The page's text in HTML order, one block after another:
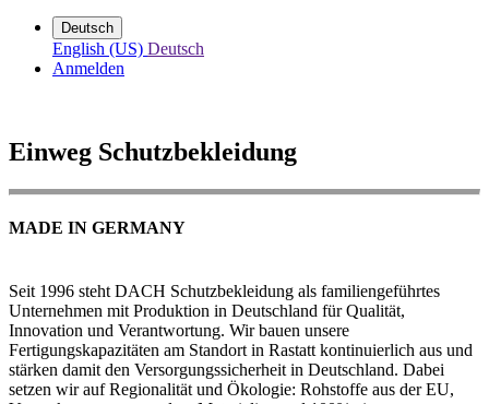
Deutsch
English (US) Deutsch
Anmelden
Einweg Schutzbekleidung
MADE IN GERMANY
Seit 1996 steht DACH Schutzbekleidung als familiengeführtes
Unternehmen mit Produktion in Deutschland für Qualität,
Innovation und Verantwortung. Wir bauen unsere
Fertigungskapazitäten am Standort in Rastatt kontinuierlich aus und
stärken damit den Versorgungssicherheit in Deutschland. Dabei
setzen wir auf Regionalität und Ökologie: Rohstoffe aus der EU,